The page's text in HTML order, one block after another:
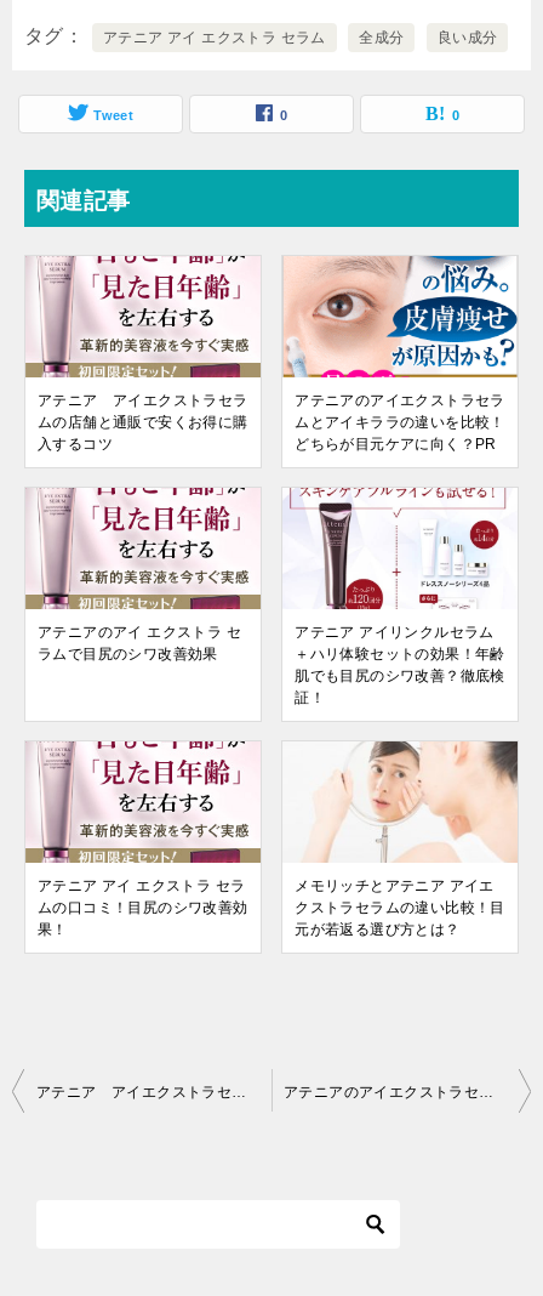
タグ アテニア アイ エクストラ セラム 全成分 良い成分
Tweet 0 0
関連記事
アテニア アイエクストラセラ
ムの店舗と通販で安くお得に購
入するコツ
アテニアのアイエクストラセラ
ムとアイキララの違いを比較！
どちらが目元ケアに向く？PR
アテニアのアイ エクストラ セ
ラムで目尻のシワ改善効果
アテニア アイリンクルセラム
＋ハリ体験セットの効果！年齢
肌でも目尻のシワ改善？徹底検
証！
アテニア アイ エクストラ セラ
ムの口コミ！目尻のシワ改善効
果！
メモリッチとアテニア アイエ
クストラセラムの違い比較！目
元が若返る選び方とは？
投
アテニア アイエクストラセラムの店舗と通販で安くお得に購入するコツ アテニアのアイエクストラセラムとアイキララの違いを比較！どちらが目元ケアに向く？PR